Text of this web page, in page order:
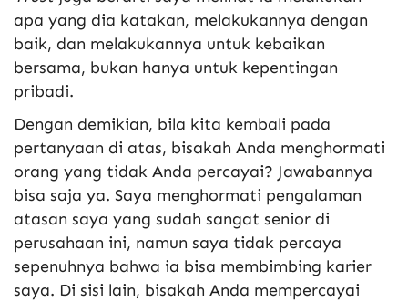
apa yang dia katakan, melakukannya dengan
baik, dan melakukannya untuk kebaikan
bersama, bukan hanya untuk kepentingan
pribadi.
Dengan demikian, bila kita kembali pada
pertanyaan di atas, bisakah Anda menghormati
orang yang tidak Anda percayai? Jawabannya
bisa saja ya. Saya menghormati pengalaman
atasan saya yang sudah sangat senior di
perusahaan ini, namun saya tidak percaya
sepenuhnya bahwa ia bisa membimbing karier
saya. Di sisi lain, bisakah Anda mempercayai